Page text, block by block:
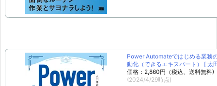
Power Automateではじめる業務
動化（できるエキスパート） [ 太
価格：2,860円（税込、送料無料)
(2024/4/29時点)